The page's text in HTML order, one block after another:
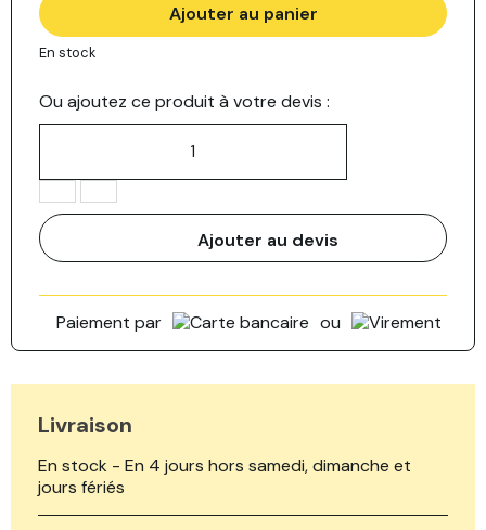
Ajouter au panier
En stock
Ou ajoutez ce produit à votre devis :
Ajouter au devis
Paiement par ou
Livraison
En stock - En 4 jours hors samedi, dimanche et
jours fériés